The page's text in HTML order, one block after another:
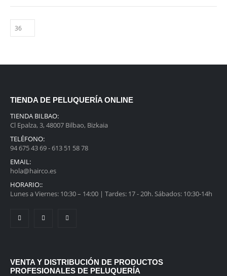
TIENDA DE PELUQUERÍA ONLINE
TIENDA BILBAO:
Cl Epalza, 3, 48007 Bilbao, Bizkaia
TELÉFONO:
94 675 43 69 - 613 51 58 78
EMAIL:
hola@hairco.es
HORARIO::
Lunes a Viernes: 10:30 – 14:00 | Tardes: 17 - 20h. Sábados: 10:30-14h
VENTA Y DISTRIBUCIÓN DE PRODUCTOS
PROFESIONALES DE PELUQUERÍA